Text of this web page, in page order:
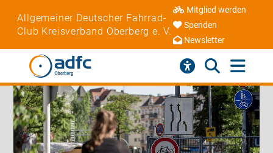
Allgemeiner Deutscher Fahrrad-
Club Kreisverband Oberberg e. V.
Mitglied werden
Spenden
Newsletter